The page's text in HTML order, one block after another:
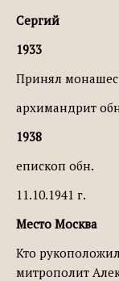
Сергий
1933
Принял
архимандрит
1938
епископ обн.
11.10.1941 г.
Место Москва
Кто
митрополит